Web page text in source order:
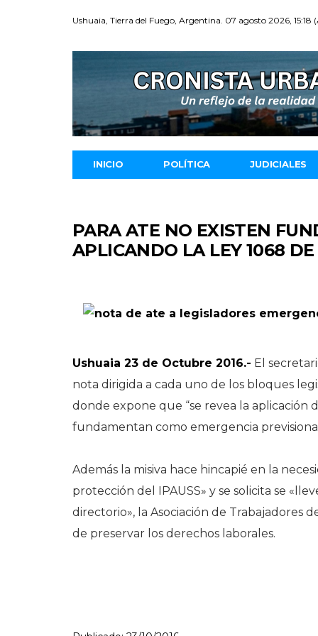
Ushuaia, Tierra del Fuego, Argentina. 07 agosto 2026, 15:18
INICIO POLÍTICA JUDICIALES
PARA ATE NO EXISTEN
APLICANDO LA LEY 1068
Ushuaia 23 de Octubre 2016.- El
nota dirigida a cada uno de los bloques
donde expone que “se revea la aplicación
fundamentan como emergencia
Además la misiva hace hincapié en la
protección del IPAUSS» y se solicita se
directorio», la Asociación de Trabajadores
de preservar los derechos laborales.